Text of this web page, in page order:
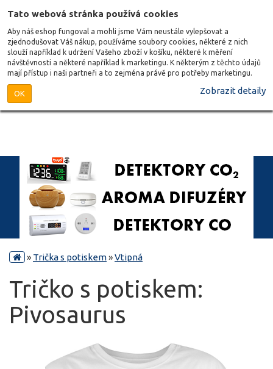
Tato webová stránka používá cookies
Aby náš eshop fungoval a mohli jsme Vám neustále vylepšovat a
zjednodušovat Váš nákup, používáme soubory cookies, některé z nich
slouží například k udržení Vašeho zboží v košíku, některé k měření
návštěvnosti a některé například k marketingu. K některým z těchto údajů
mají přístup i naši partneři a to zejména právě pro potřeby marketingu.
OK Zobrazit detaily
» Trička s potiskem»Vtipná
Tričko s potiskem:
Pivosaurus